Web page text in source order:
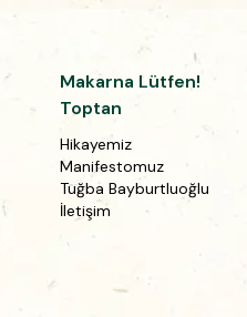
Makarna Lütfen!
Toptan
Hikayemiz
Manifestomuz
Tuğba Bayburtluoğlu
İletişim